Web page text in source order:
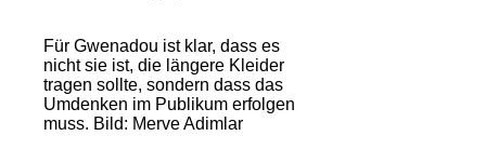
Für Gwenadou ist klar, dass es
nicht sie ist, die längere Kleider
tragen sollte, sondern dass das
Umdenken im Publikum erfolgen
muss. Bild: Merve Adimlar